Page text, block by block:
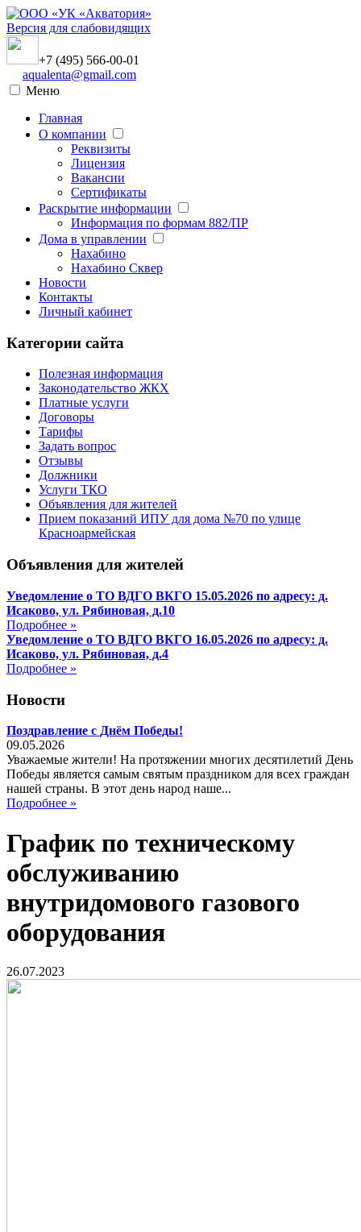
Версия для слабовидящих
+7 (495) 566-00-01
aqualenta@gmail.com
Меню
Главная
О компании
Реквизиты
Лицензия
Вакансии
Сертификаты
Раскрытие информации
Информация по формам 882/ПР
Дома в управлении
Нахабино
Нахабино Сквер
Новости
Контакты
Личный кабинет
Категории сайта
Полезная информация
Законодательство ЖКХ
Платные услуги
Договоры
Тарифы
Задать вопрос
Отзывы
Должники
Услуги ТКО
Объявления для жителей
Прием показаний ИПУ для дома №70 по улице
Красноармейская
Объявления для жителей
Уведомление о ТО ВДГО ВКГО 15.05.2026 по адресу: д.
Исаково, ул. Рябиновая, д.10
Подробнее »
Уведомление о ТО ВДГО ВКГО 16.05.2026 по адресу: д.
Исаково, ул. Рябиновая, д.4
Подробнее »
Новости
Поздравление с Днём Победы!
09.05.2026
Уважаемые жители! На протяжении многих десятилетий День
Победы является самым святым праздником для всех граждан
нашей страны. В этот день народ наше...
Подробнее »
График по техническому
обслуживанию
внутридомового газового
оборудования
26.07.2023